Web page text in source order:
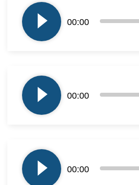
plików
dźwiękowych
00:00
plików
dźwiękowych
00:00
plików
dźwiękowych
00:00